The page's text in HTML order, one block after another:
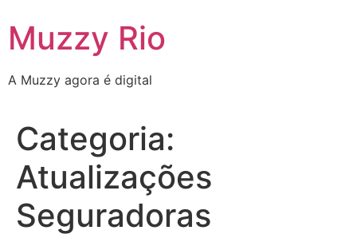
para
Muzzy Rio
A Muzzy agora é digital
Categoria:
Atualizações
Seguradoras